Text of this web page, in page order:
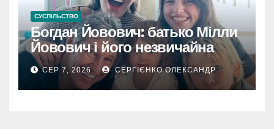
СУСПІЛЬСТВО
Богдан Йовович: батько Мілли
Йовович і його незвичайна
доля
СЕР 7, 2026 СЕРГІЄНКО ОЛЕКСАНДР